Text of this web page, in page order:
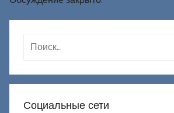
Социальные сети